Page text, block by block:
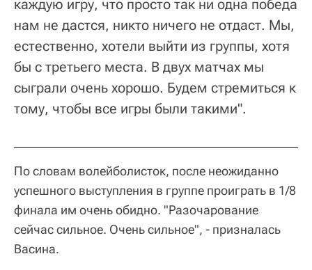
каждую игру, что просто так ни одна победа
нам не дастся, никто ничего не отдаст. Мы,
естественно, хотели выйти из группы, хотя
бы с третьего места. В двух матчах мы
сыграли очень хорошо. Будем стремиться к
тому, чтобы все игры были такими".
По словам волейболисток, после неожиданно
успешного выступления в группе проиграть в 1/8
финала им очень обидно. "Разочарование
сейчас сильное. Очень сильное", - призналась
Васина.